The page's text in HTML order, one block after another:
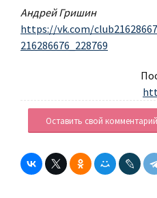
Андрей Гришин
https://vk.com/
216286676_228769
Оставить свой комментарий